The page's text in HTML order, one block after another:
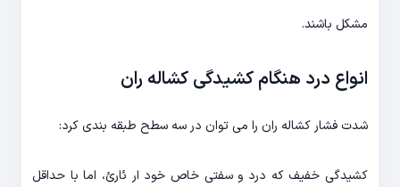
مشکل باشند.
انواع درد هنگام کشیدگی کشاله ران
شدت فشار کشاله ران را می توان در سه سطح طبقه بندی کرد:
کشیدگی خفیف که درد و سفتی خاص خود ار ئارئ، اما با حداقل